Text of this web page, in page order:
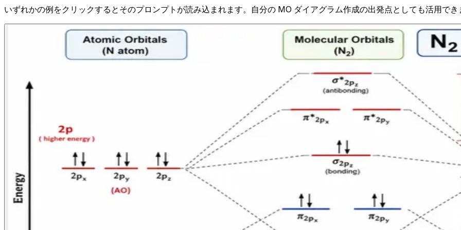
いずれかの例をクリックするとそのプロンプトが読み込まれます。自分の MO ダイアグラム作成の出発点としても活用でき